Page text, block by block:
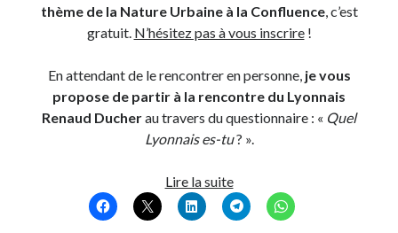
thème de la Nature Urbaine à la Confluence, c’est
gratuit. N’hésitez pas à vous inscrire!
En attendant de le rencontrer en personne, je vous
propose de partir à la rencontre du Lyonnais
Renaud Ducherau travers du questionnaire : « Quel
Lyonnais es-tu? ».
Lire la suiteQuel
Lyonnais
es-